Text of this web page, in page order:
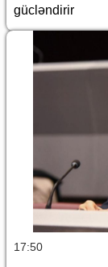
gücləndirir
17:50